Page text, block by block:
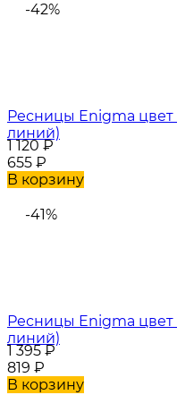
-42%
Ресницы Enigma цвет
линий)
1 120₽
655 ₽
В корзину
-41%
Ресницы Enigma цвет
линий)
1 395₽
819 ₽
В корзину